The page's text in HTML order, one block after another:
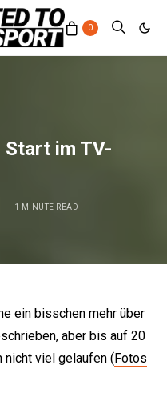
0
Start im TV-
1 MINUTE READ
ein bisschen mehr über
aber bis auf 20
viel gelaufen (Fotos